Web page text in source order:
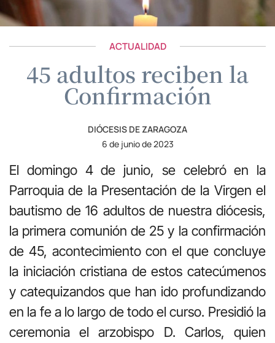
ACTUALIDAD
45 adultos reciben la
Confirmación
DIÓCESIS DE ZARAGOZA
6 de junio de 2023
El domingo 4 de junio, se celebró en la
Parroquia de la Presentación de la Virgen el
bautismo de 16 adultos de nuestra diócesis,
la primera comunión de 25 y la confirmación
de 45, acontecimiento con el que concluye
la iniciación cristiana de estos catecúmenos
y catequizandos que han ido profundizando
en la fe a lo largo de todo el curso. Presidió la
ceremonia el arzobispo D. Carlos, quien